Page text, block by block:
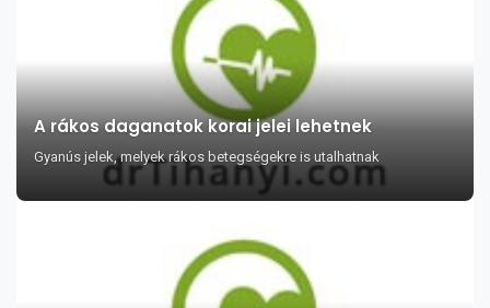
A rákos daganatok korai jelei lehetnek
Gyanús jelek, melyek rákos betegségekre is utalhatnak